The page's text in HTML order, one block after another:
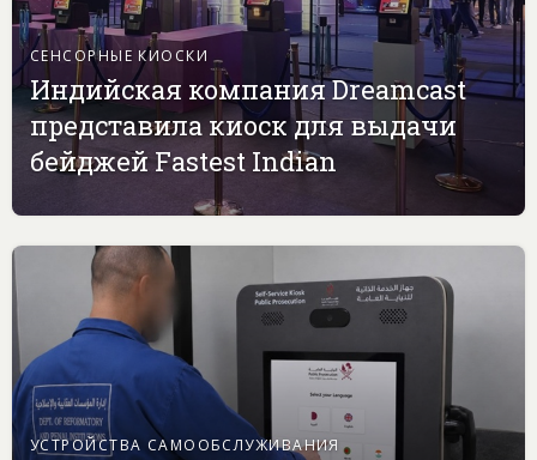
СЕНСОРНЫЕ КИОСКИ
Индийская компания Dreamcast
представила киоск для выдачи
бейджей Fastest Indian
УСТРОЙСТВА САМООБСЛУЖИВАНИЯ